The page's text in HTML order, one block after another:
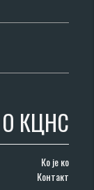
О КЦНС
Ко је ко
Контакт